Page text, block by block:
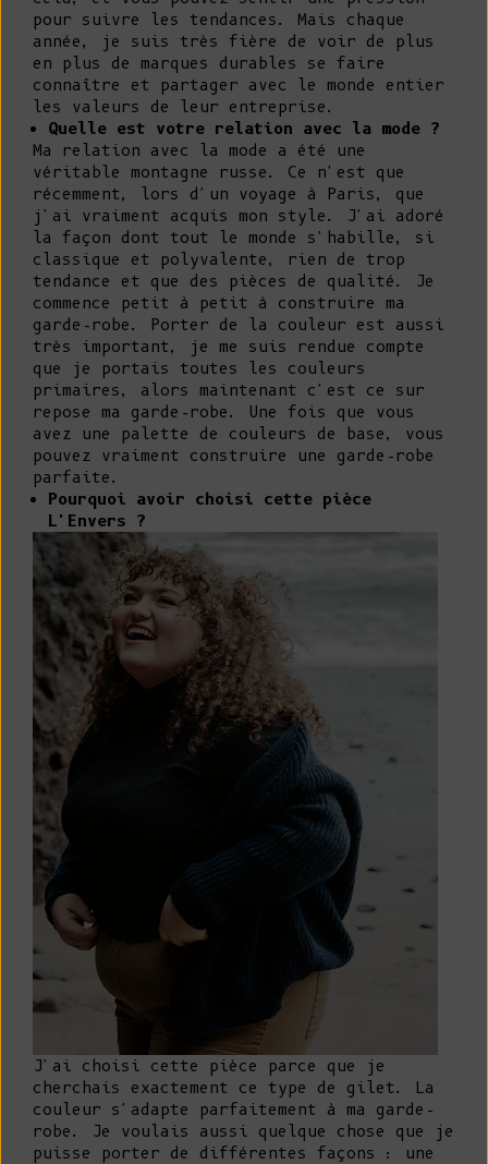
pour suivre les tendances. Mais chaque
année, je suis très fière de voir de plus
en plus de marques durables se faire
connaître et partager avec le monde entier
les valeurs de leur entreprise.
Quelle est votre relation avec la mode ?
Ma relation avec la mode a été une
véritable montagne russe. Ce n'est que
récemment, lors d'un voyage à Paris, que
j'ai vraiment acquis mon style. J'ai adoré
la façon dont tout le monde s'habille, si
classique et polyvalente, rien de trop
tendance et que des pièces de qualité. Je
commence petit à petit à construire ma
garde-robe. Porter de la couleur est aussi
très important, je me suis rendue compte
que je portais toutes les couleurs
primaires, alors maintenant c'est ce sur
repose ma garde-robe. Une fois que vous
avez une palette de couleurs de base, vous
pouvez vraiment construire une garde-robe
parfaite.
Pourquoi avoir choisi cette pièce
L'Envers ?
J'ai choisi cette pièce parce que je
cherchais exactement ce type de gilet. La
couleur s'adapte parfaitement à ma garde-
robe. Je voulais aussi quelque chose que je
puisse porter de différentes façons : une